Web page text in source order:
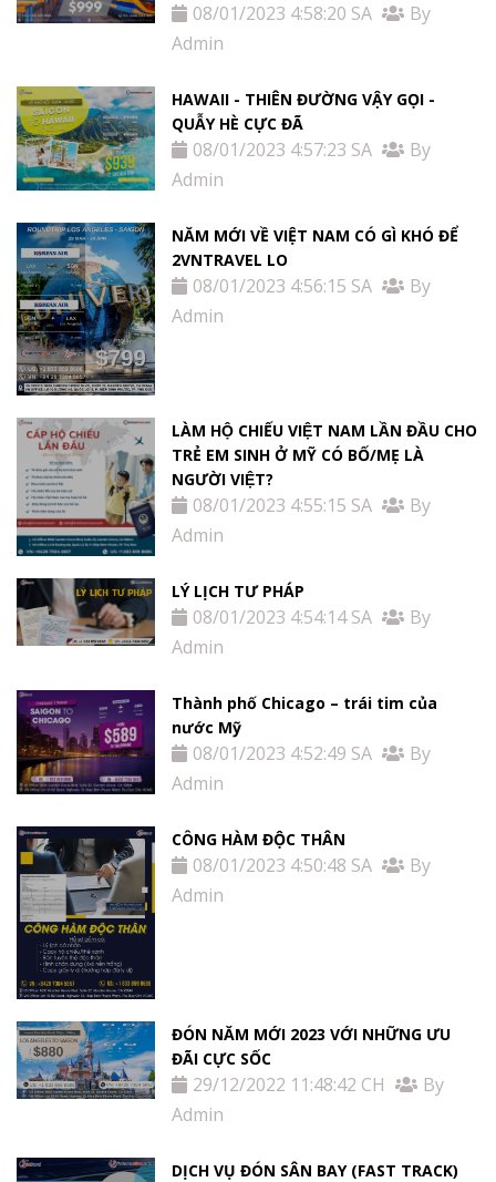
08/01/2023 4:58:20 SA
By
Admin
HAWAII - THIÊN ĐƯỜNG VẬY GỌI -
QUẪY HÈ CỰC ĐÃ
08/01/2023 4:57:23 SA
By
Admin
NĂM MỚI VỀ VIỆT NAM CÓ GÌ KHÓ ĐỂ
2VNTRAVEL LO
08/01/2023 4:56:15 SA
By
Admin
LÀM HỘ CHIẾU VIỆT NAM LẦN ĐẦU CHO
TRẺ EM SINH Ở MỸ CÓ BỐ/MẸ LÀ
NGƯỜI VIỆT?
08/01/2023 4:55:15 SA
By
Admin
LÝ LỊCH TƯ PHÁP
08/01/2023 4:54:14 SA
By
Admin
Thành phố Chicago – trái tim của
nước Mỹ
08/01/2023 4:52:49 SA
By
Admin
CÔNG HÀM ĐỘC THÂN
08/01/2023 4:50:48 SA
By
Admin
ĐÓN NĂM MỚI 2023 VỚI NHỮNG ƯU
ĐÃI CỰC SỐC
29/12/2022 11:48:42 CH
By
Admin
DỊCH VỤ ĐÓN SÂN BAY (FAST TRACK)